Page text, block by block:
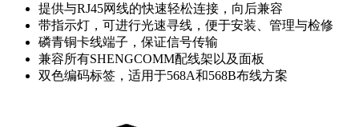
提供与RJ45网线的快速轻松连接，向后兼容
带指示灯，可进行光速寻线，便于安装、管理与检修
磷青铜卡线端子，保证信号传输
兼容所有SHENGCOMM配线架以及面板
双色编码标签，适用于568A和568B布线方案